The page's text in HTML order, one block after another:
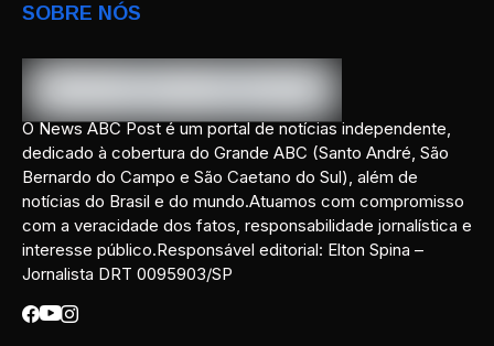
SOBRE NÓS
O News ABC Post é um portal de notícias independente,
dedicado à cobertura do Grande ABC (Santo André, São
Bernardo do Campo e São Caetano do Sul), além de
notícias do Brasil e do mundo.Atuamos com compromisso
com a veracidade dos fatos, responsabilidade jornalística e
interesse público.Responsável editorial: Elton Spina –
Jornalista DRT 0095903/SP